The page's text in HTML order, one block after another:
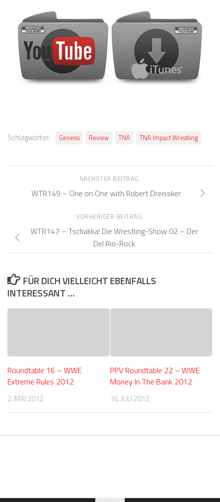
Schlagwörter: Genesis Review TNA TNA Impact Wrestling
NÄCHSTER BEITRAG
WTR149 – One on One with Robert Dreissker
VORHERIGER BEITRAG
WTR147 – Tschakka! Die Wrestling-Show 02 – Der
Del Rio-Rock
FÜR DICH VIELLEICHT EBENFALLS
INTERESSANT …
Roundtable 16 – WWE
Extreme Rules 2012
2. MAI 2012
PPV Roundtable 22 – WWE
Money In The Bank 2012
16. JULI 2012